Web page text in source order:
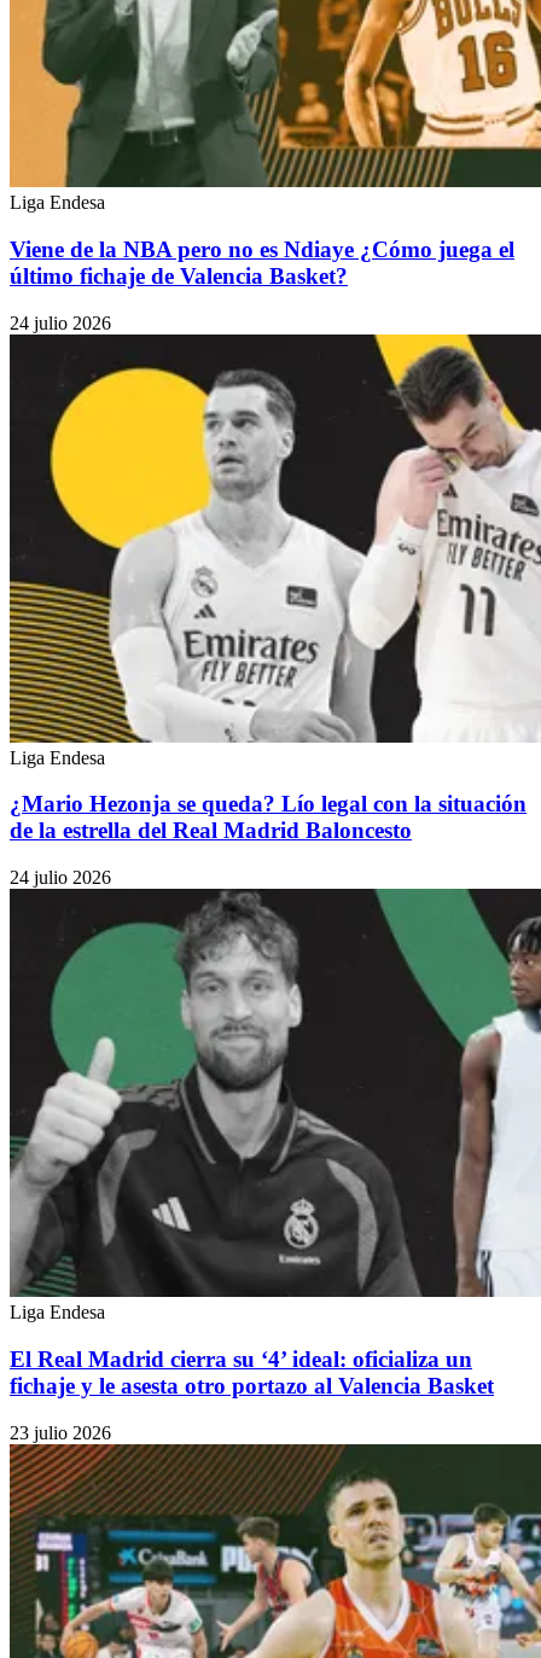
Liga Endesa
Viene de la NBA pero no es Ndiaye ¿Cómo juega el
último fichaje de Valencia Basket?
24 julio 2026
Liga Endesa
¿Mario Hezonja se queda? Lío legal con la situación
de la estrella del Real Madrid Baloncesto
24 julio 2026
Liga Endesa
El Real Madrid cierra su ‘4’ ideal: oficializa un
fichaje y le asesta otro portazo al Valencia Basket
23 julio 2026